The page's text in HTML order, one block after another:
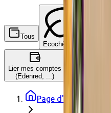
Tous
Ecochèques
Lier mes comptes
(Edenred, ...)
Page d'accueil